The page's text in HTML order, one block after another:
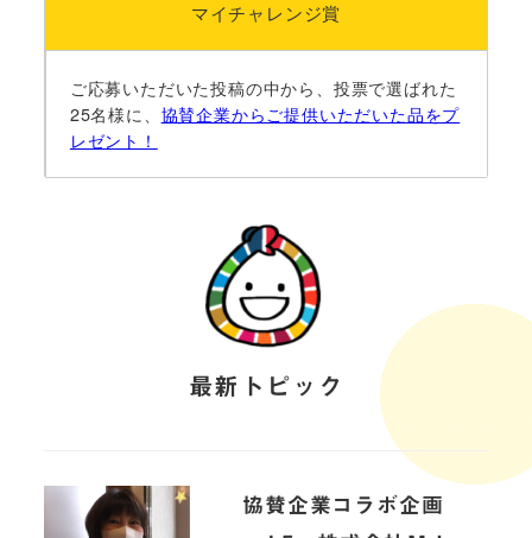
マイチャレンジ賞
ご応募いただいた投稿の中から、投票で選ばれた
25名様に、 協賛企業からご提供いただいた品をプ
レゼント！
最新トピック
協賛企業コラボ企画